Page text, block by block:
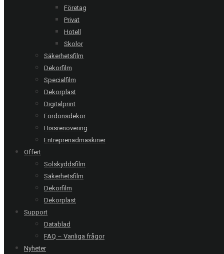
Företag
Privat
Hotell
Skolor
Säkerhetsfilm
Dekorfilm
Specialfilm
Dekorplast
Digitalprint
Fordonsdekor
Hissrenovering
Entreprenadmaskiner
Offert
Solskyddsfilm
Säkerhetsfilm
Dekorfilm
Dekorplast
Support
Datablad
FAQ – Vanliga frågor
Nyheter
Relaterade referenser
Uppsala | Medmark
Dekorfilm Mat Acid-X - 2 glas
Åstorp | Balder
Stockholm | Allers
Dekorfilm
RING OSS
Stockholm